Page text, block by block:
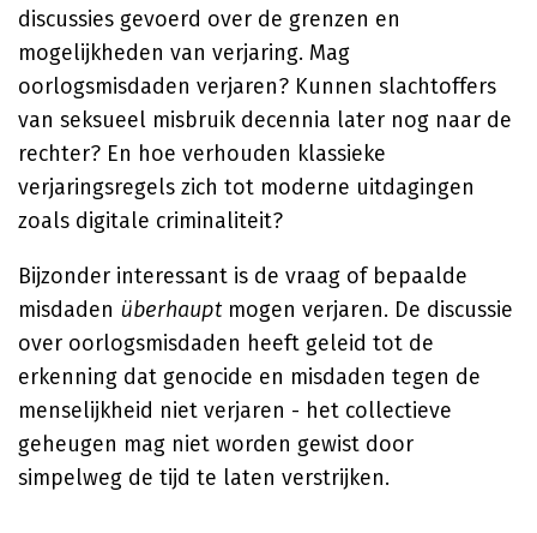
discussies gevoerd over de grenzen en
mogelijkheden van verjaring. Mag
oorlogsmisdaden verjaren? Kunnen slachtoffers
van seksueel misbruik decennia later nog naar de
rechter? En hoe verhouden klassieke
verjaringsregels zich tot moderne uitdagingen
zoals digitale criminaliteit?
Bijzonder interessant is de vraag of bepaalde
misdaden überhauptmogen verjaren. De discussie
over oorlogsmisdaden heeft geleid tot de
erkenning dat genocide en misdaden tegen de
menselijkheid niet verjaren - het collectieve
geheugen mag niet worden gewist door
simpelweg de tijd te laten verstrijken.